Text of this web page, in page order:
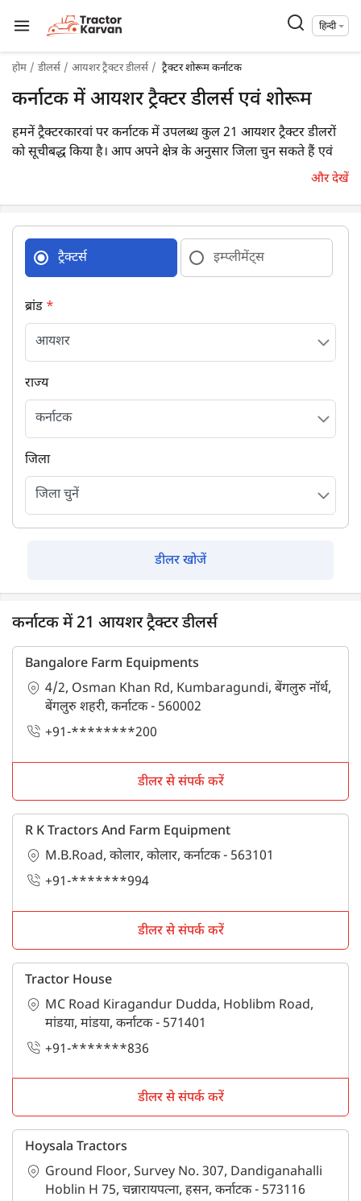
हिन्दी
होम डीलर्स आयशर ट्रैक्टर डीलर्स ट्रैक्टर शोरूम कर्नाटक
कर्नाटक में आयशर ट्रैक्टर डीलर्स एवं शोरूम
हमनें ट्रैक्टरकारवां पर कर्नाटक में उपलब्ध कुल 21 आयशर ट्रैक्टर डीलरों
को सूचीबद्ध किया है। आप अपने क्षेत्र के अनुसार जिला चुन सकते हैं एवं
और देखें
ट्रैक्टर्स इम्प्लीमेंट्स
ब्रांड *
राज्य
जिला
डीलर खोजें
कर्नाटक में 21 आयशर ट्रैक्टर डीलर्स
Bangalore Farm Equipments
4/2, Osman Khan Rd, Kumbaragundi, बेंगलुरु नॉर्थ,
बेंगलुरु शहरी, कर्नाटक - 560002
+91-********200
डीलर से संपर्क करें
R K Tractors And Farm Equipment
M.B.Road, कोलार, कोलार, कर्नाटक - 563101
+91-*******994
डीलर से संपर्क करें
Tractor House
MC Road Kiragandur Dudda, Hoblibm Road,
मांडया, मांडया, कर्नाटक - 571401
+91-*******836
डीलर से संपर्क करें
Hoysala Tractors
Ground Floor, Survey No. 307, Dandiganahalli
Hoblin H 75, चन्नारायपत्ना, हसन, कर्नाटक - 573116